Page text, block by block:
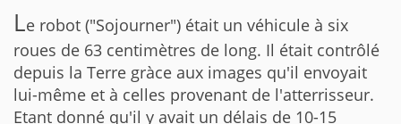
Le robot ("Sojourner") était un véhicule à six
roues de 63 centimètres de long. Il était contrôlé
depuis la Terre gràce aux images qu'il envoyait
lui-même et à celles provenant de l'atterrisseur.
Etant donné qu'il y avait un délais de 10-15